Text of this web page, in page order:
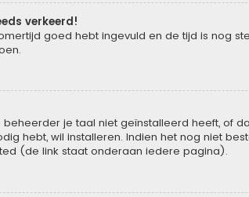
verkeerd!
goed hebt ingevuld en de tijd is nog
je taal niet geïnstalleerd heeft, of
hebt, wil installeren. Indien het nog niet
(de link staat onderaan iedere pagina).